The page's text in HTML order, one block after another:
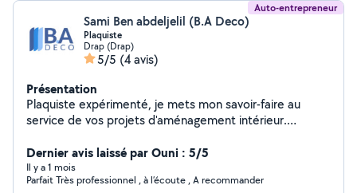
Auto-entrepreneur
Sami Ben abdeljelil (B.A Deco)
Plaquiste
Drap (Drap)
5/5 (4 avis)
Présentation
Plaquiste expérimenté, je mets mon savoir-faire au
service de vos projets d'aménagement intérieur.
plafonds et l'isolation, je vous garantis un travail soigné,
conforme aux normes et à vos attentes. Mes
prestations : Pose de plaques de plâtre (BA13,
Dernier avis laissé par Ouni : 5/5
Il y a 1 mois
Parfait Très professionnel , à l’écoute , A recommander